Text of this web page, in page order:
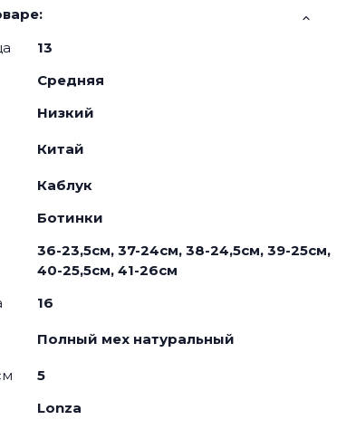
13
Средняя
Низкий
Китай
Каблук
Ботинки
36-23,5см, 37-24см, 38-24,5см, 39-25см,
40-25,5см, 41-26см
16
Полный мех натуральный
5
Lonza